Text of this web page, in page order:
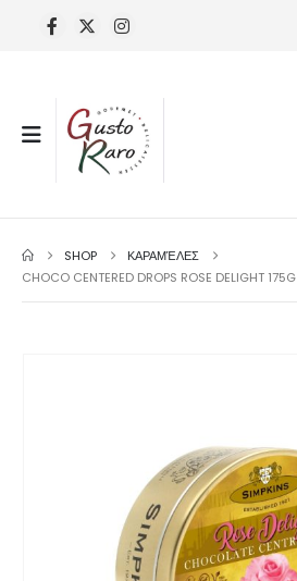
SHOP
ΚΑΡΑΜΈΛΕΣ
CHOCO CENTERED DROPS ROSE DELIGHT 175G